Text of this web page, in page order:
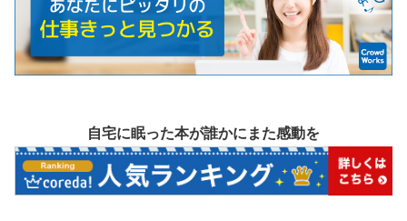
自宅に眠った本が誰かにまた感動を